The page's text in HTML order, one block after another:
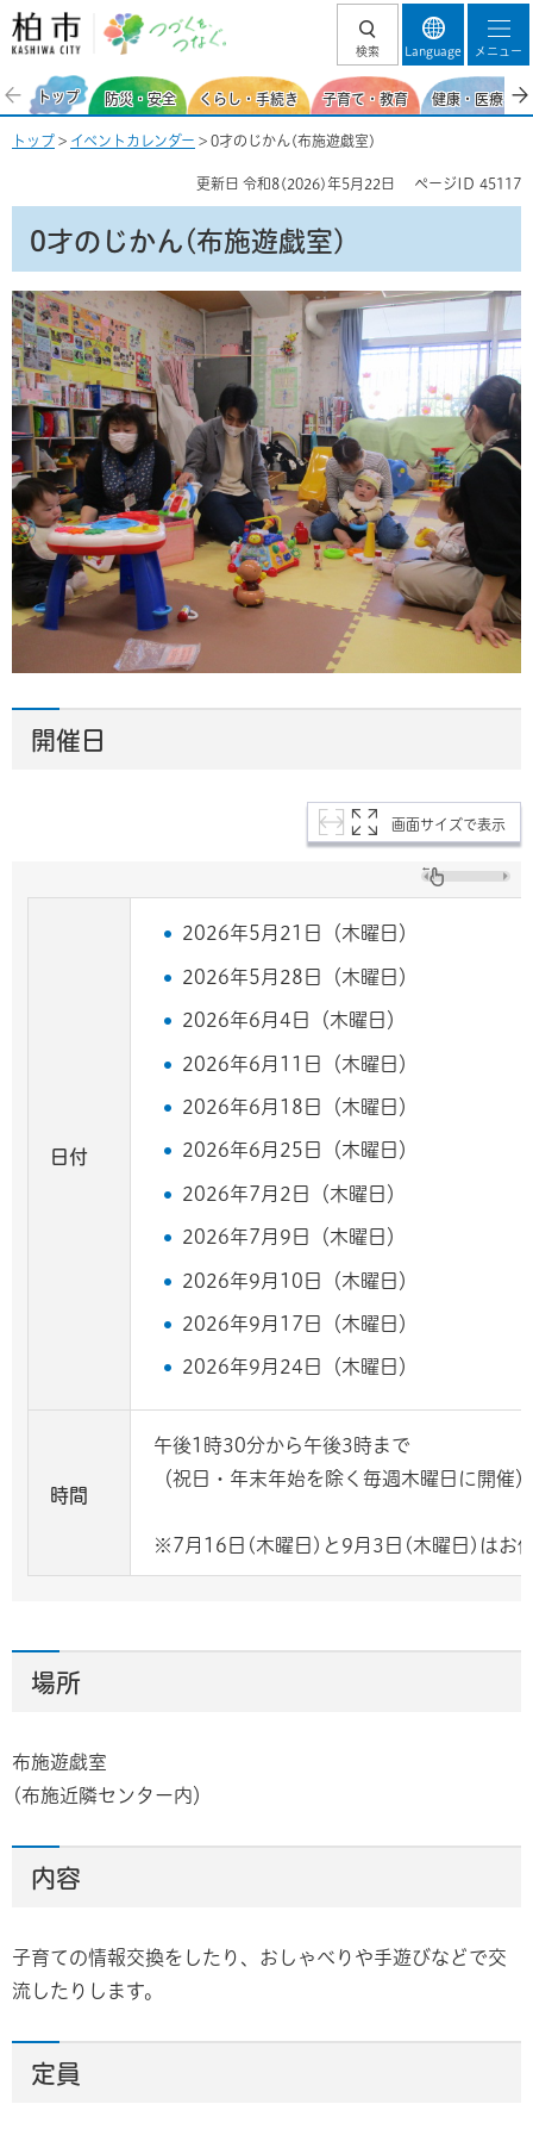
柏市 つづくを、
検索 Language メニュー
トップ 防災・安全 くらし・手続き 子育て・教育 健康・医療・
トップ > イベントカレンダー > 0才のじかん(布施遊戯室)
更新日 令和8(2026)年5月22日 ページID 45117
0才のじかん(布施遊戯室)
開催日
画面サイズで表示
日付
2026年5月21日（木曜日）
2026年5月28日（木曜日）
2026年6月4日（木曜日）
2026年6月11日（木曜日）
2026年6月18日（木曜日）
2026年6月25日（木曜日）
2026年7月2日（木曜日）
2026年7月9日（木曜日）
2026年9月10日（木曜日）
2026年9月17日（木曜日）
2026年9月24日（木曜日）
時間
午後1時30分から午後3時まで
（祝日・年末年始を除く毎週木曜日に開催）
※7月16日(木曜日)と9月3日(木曜日)はお
場所
布施遊戯室
(布施近隣センター内）
内容
子育ての情報交換をしたり、おしゃべりや手遊びなどで交
流したりします。
定員